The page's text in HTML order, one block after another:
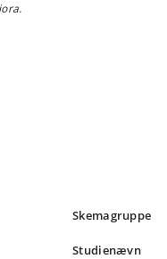
og
Skemagruppe
Studienævn